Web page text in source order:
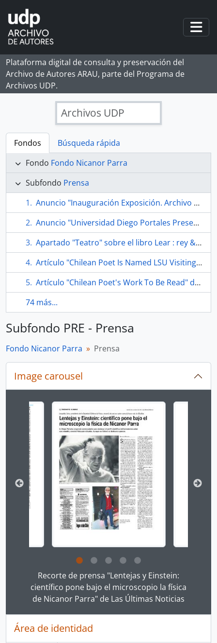
Skip to main content
Plataforma digital de consulta y preservación del
Archivo de Autores ARAU, parte del Programa de
Archivos UDP.
Archivos UDP
Fondos
Búsqueda rápida
Fondo Fondo Nicanor Parra
Subfondo Prensa
Anuncio "Inauguración Exposición. Archivo Nicanor Parra. Porque escribo estoy así" en Reportajes de El Mercurio
Anuncio "Universidad Diego Portales Presenta el Archivo Nicanor Parra" en Reportajes de El Mercurio
Apartado "Teatro" sobre el libro Lear : rey & mendigo
Artículo "Chilean Poet Is Named LSU Visiting Prof" de The Times-Picayune/The New Orleans Advocate
Artículo "Chilean Poet's Work To Be Read" de The Times-Picayune/The New Orleans Advocate
74 más...
Subfondo PRE - Prensa
Fondo Nicanor Parra Prensa
Image carousel
Changing the current slide of this carousel will
Clicking this description title link will open the
Recorte de prensa "Lentejas y Einstein:
científico pone bajo el microscopio la física
de Nicanor Parra" de Las Últimas Noticias
Área de identidad